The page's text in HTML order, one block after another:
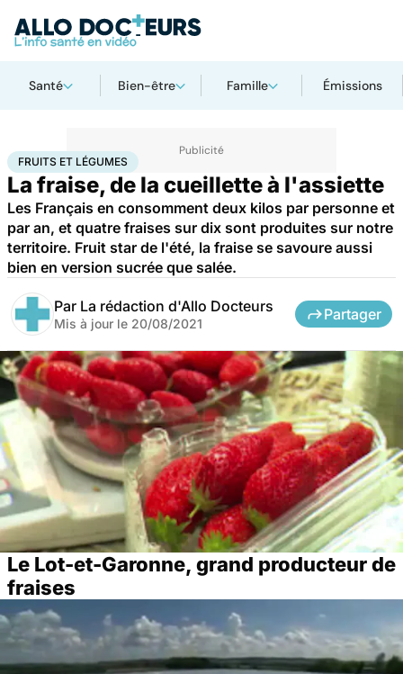
Santé Bien-être Famille Émissions
AccueilBien-êtreNutrition Fruits et légumes
FRUITS ET LÉGUMES
La fraise, de la cueillette à l'assiette
Les Français en consomment deux kilos par personne et
par an, et quatre fraises sur dix sont produites sur notre
territoire. Fruit star de l'été, la fraise se savoure aussi
bien en version sucrée que salée.
Par La rédaction d'Allo Docteurs
Mis à jour le 20/08/2021
Partager
Le Lot-et-Garonne, grand producteur de
fraises